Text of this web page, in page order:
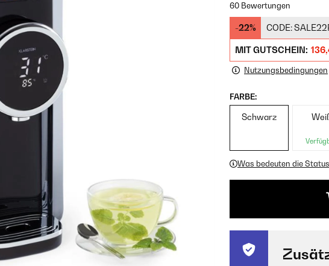
60 Bewertungen
-22% CODE:
MIT GUTSCHEIN:
Nutzungsbedingungen
FARBE:
Schwarz
Was bedeuten die